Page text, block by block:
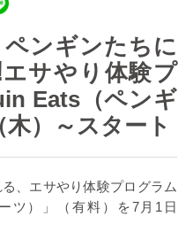
ペンギンたちに
サやり体験プ
Eats（ペンギ
）～スタート
、エサやり体験プログラム
ツ）」（有料）を7月 1 日